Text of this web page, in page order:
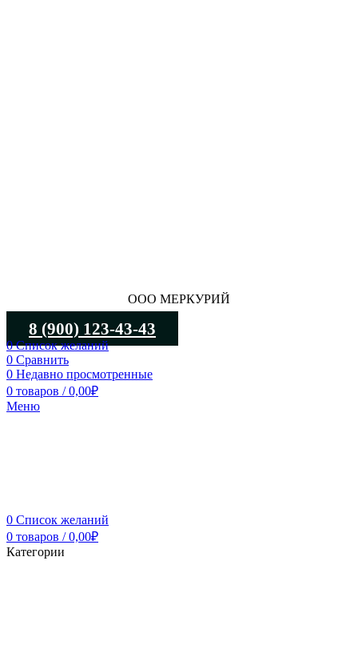
ООО МЕРКУРИЙ
8 (900) 123-43-43
0Список желаний
0 Сравнить
0 Недавно просмотренные
0 товаров / 0,00₽
Меню
0 Список желаний
0 товаров / 0,00₽
Категории